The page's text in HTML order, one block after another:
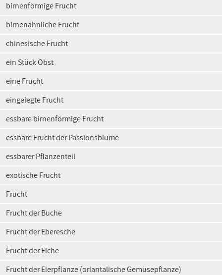
birnenförmige Frucht
birnenähnliche Frucht
chinesische Frucht
ein Stück Obst
eine Frucht
eingelegte Frucht
essbare birnenförmige Frucht
essbare Frucht der Passionsblume
essbarer Pflanzenteil
exotische Frucht
Frucht
Frucht der Buche
Frucht der Eberesche
Frucht der Eiche
Frucht der Eierpflanze (oriantalische Gemüsepflanze)